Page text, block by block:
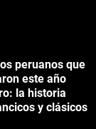
peruanos que
este año
la historia
y clásicos